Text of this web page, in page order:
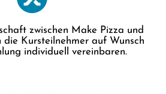
zwischen Make Pizza und
die Kursteilnehmer auf Wunsch
individuell vereinbaren.